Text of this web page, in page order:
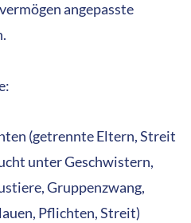
angepasste
(getrennte Eltern, Streit
unter Geschwistern,
Gruppenzwang,
Pflichten, Streit)